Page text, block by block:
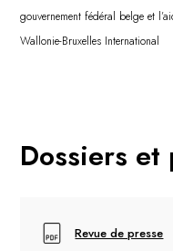
gouvernement fédéral belge et
Wallonie-Bruxelles International
Dossiers et
Revue de presse